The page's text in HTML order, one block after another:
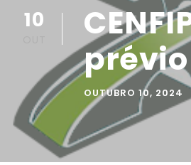
10
prévio
OUTUBRO 10, 2024